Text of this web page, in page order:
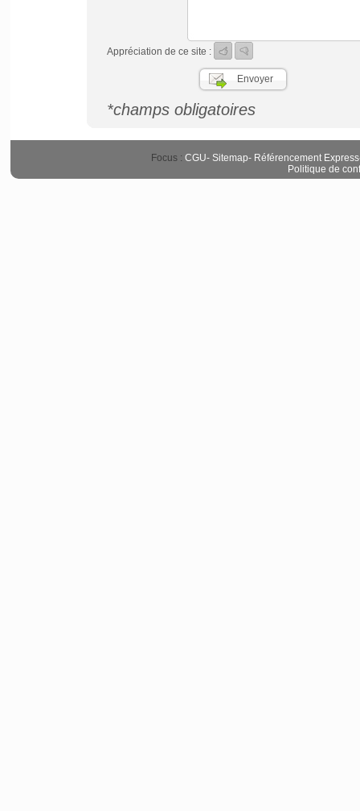
Appréciation de ce site :
*champs obligatoires
Focus : CGU- Sitemap- Référencement Express
Politique de